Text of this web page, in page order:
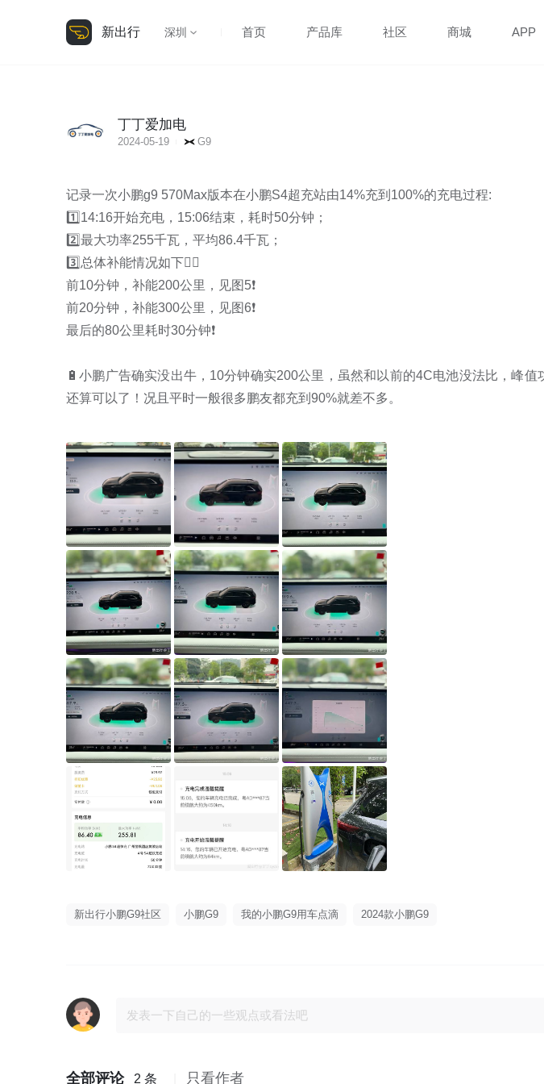
新出行 深圳 首页 产品库 社区 商城 APP
丁丁爱加电
2024-05-19 G9
记录一次小鹏g9 570Max版本在小鹏S4超充站由14%充到100%的充电过程:
1️⃣14:16开始充电，15:06结束，耗时50分钟；
2️⃣最大功率255千瓦，平均86.4千瓦；
3️⃣总体补能情况如下👇🏻
前10分钟，补能200公里，见图5❗
前20分钟，补能300公里，见图6❗
最后的80公里耗时30分钟❗
🔋小鹏广告确实没出牛，10分钟确实200公里，虽然和以前的4C电池没法比，峰
还算可以了！况且平时一般很多鹏友都充到90%就差不多。
新出行小鹏G9社区 小鹏G9 我的小鹏G9用车点滴 2024款小鹏G9
全部评论 2 条 只看作者